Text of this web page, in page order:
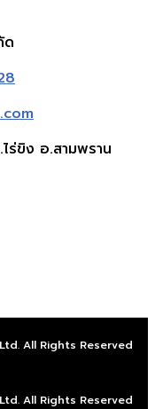
ด
ขิง อ.สามพราน
All Rights Reserved
All Rights Reserved